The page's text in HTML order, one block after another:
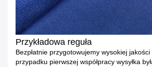
Przykładowa reguła
Bezpłatnie przygotowujemy wysokiej jakości
przypadku pierwszej współpracy wysyłka